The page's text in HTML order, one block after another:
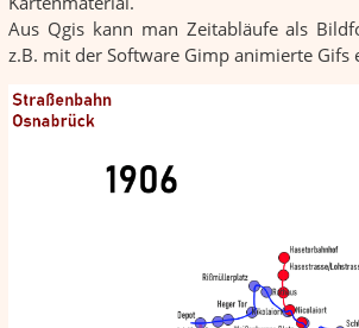
Aus Qgis kann man Zeitabläufe als
z.B. mit der Software Gimp animierte Gifs